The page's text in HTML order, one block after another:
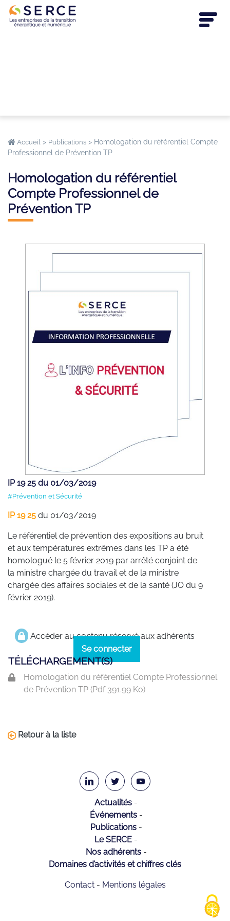
Accueil > Publications > Homologation du référentiel Compte
Professionnel de Prévention TP
Homologation du référentiel
Compte Professionnel de
Prévention TP
IP 19 25 du 01/03/2019
#Prévention et Sécurité
IP 19 25 du 01/03/2019
Le référentiel de prévention des expositions au bruit
et aux températures extrêmes dans les TP a été
homologué le 5 février 2019 par arrêté conjoint de
la ministre chargée du travail et de la ministre
chargée des affaires sociales et de la santé (JO du 9
février 2019).
Accéder au contenu réservé aux adhérents
Se connecter
TÉLÉCHARGEMENT(S)
Homologation du référentiel Compte Professionnel
de Prévention TP (Pdf391.99 Ko)
Retour à la liste
Actualités
Événements
Publications
Le SERCE
Nos adhérents
Domaines d’activités et chiffres clés
Contact Mentions légales